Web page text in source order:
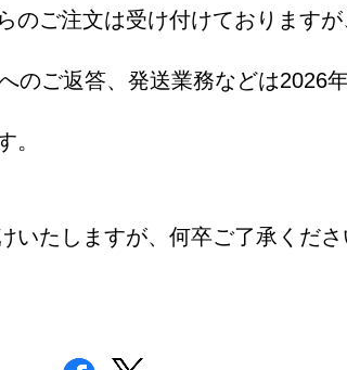
のご注文は受け付けております
のご返答、発送業務などは2026
。
いたしますが、何卒ご了承くだ